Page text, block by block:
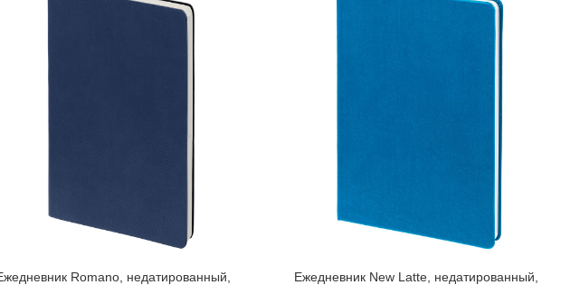
Romano, недатированный,
Ежедневник New Latte, недатированный,